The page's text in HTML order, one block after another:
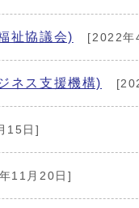
祉協議会) [2022年
ネス支援機構)
15日]
11月20日]